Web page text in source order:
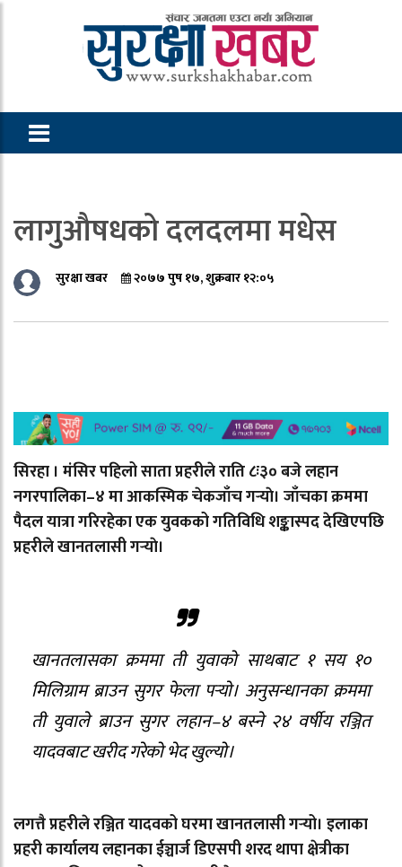
लागुऔषधको दलदलमा मधेस
सुरक्षा खबर २०७७ पुष १७, शुक्रबार १२:०५
सिरहा । मंसिर पहिलो साता प्रहरीले राति ८ः३० बजे लहान
नगरपालिका–४ मा आकस्मिक चेकजाँच गर्‍याे। जाँचका क्रममा
पैदल यात्रा गरिरहेका एक युवकको गतिविधि शङ्कास्पद देखिएपछि
प्रहरीले खानतलासी गर्‍याे।
खानतलासका क्रममा ती युवाको साथबाट १ सय १०
मिलिग्राम ब्राउन सुगर फेला पर्‍याे। अनुसन्धानका क्रममा
ती युवाले ब्राउन सुगर लहान–४ बस्ने २४ वर्षीय रञ्जित
यादवबाट खरीद गरेको भेद खुल्यो।
लगत्तै प्रहरीले रञ्जित यादवको घरमा खानतलासी गर्‍यो। इलाका
प्रहरी कार्यालय लहानका ईञ्चार्ज डिएसपी शरद थापा क्षेत्रीका